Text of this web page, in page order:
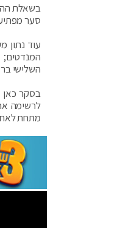
בשאלת
סער מפתיע וזוכה ב-32%, פער של 2% בלבד
עוד נתון
המנדטים;
השלישי
בסקר כאן
מתחת